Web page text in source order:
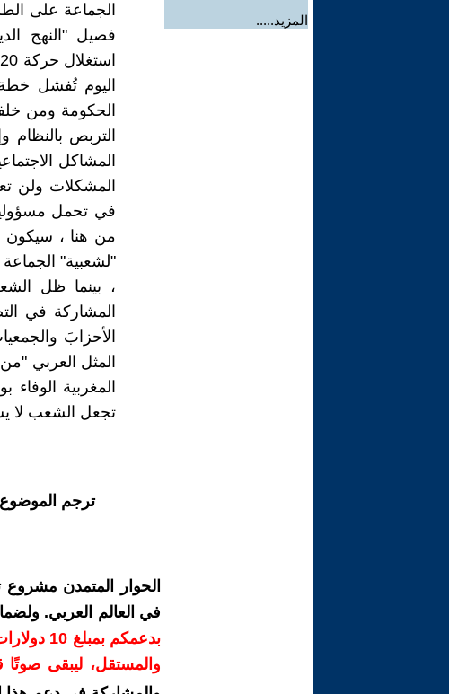
المزيد.....
الجماعة على
فصيل "النهج
اليوم تُفشل
الحكومة ومن
التربص
المشاكل
المشكلات ولن
في تحمل مسؤولية
من هنا ، سيكون
"لشعبية"
، بينما ظل
المشاركة في
الأحزابَ
المثل العربي
المغربية الوفاء
تجعل الشعب لا
ترجم
الحوار المتمدن
في العالم العربي.
بدعمكم
والمستقل، ليبقى صوتًا